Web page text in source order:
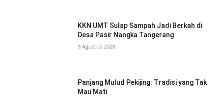
KKN UMT Sulap Sampah Jadi Berkah di
Desa Pasir Nangka Tangerang
9 Agustus 2026
Panjang Mulud Pekijing: Tradisi yang Tak
Mau Mati